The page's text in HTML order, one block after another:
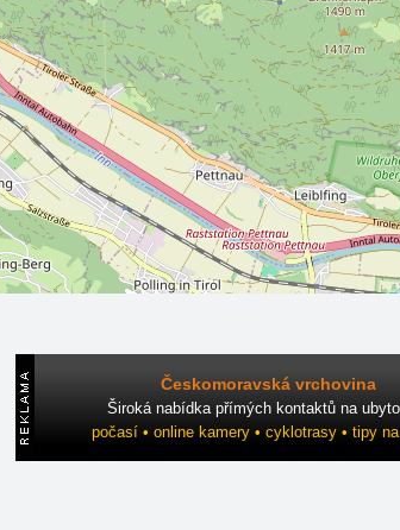
Českomoravská vrchovina
Široká nabídka přímých kontaktů na
počasí • online kamery • cyklotrasy • tipy